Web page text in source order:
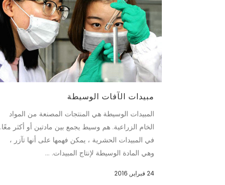
مبيدات الآفات الوسيطة
المبيدات الوسيطة هي المنتجات المصنعة من المواد
الخام الزراعية. هم وسيط يجمع بين مادتين أو أكثر معًا.
في المبيدات الحشرية ، يمكن فهمها على أنها تآزر ،
وهي المادة الوسيطة لإنتاج المبيدات. ...
24 فبراير, 2016